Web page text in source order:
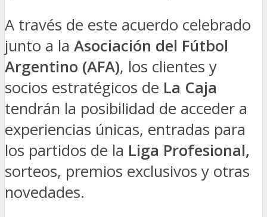
A través de este acuerdo celebrado
junto a la Asociación del Fútbol
Argentino (AFA), los clientes y
socios estratégicos de La Caja
tendrán la posibilidad de acceder a
experiencias únicas, entradas para
los partidos de la Liga Profesional,
sorteos, premios exclusivos y otras
novedades.